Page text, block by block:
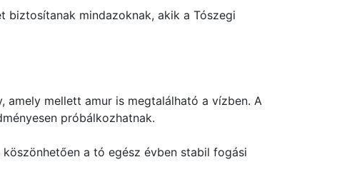
mindazoknak, akik a Tószegi
mellett amur is megtalálható a vízben. A
próbálkozhatnak.
a tó egész évben stabil fogási